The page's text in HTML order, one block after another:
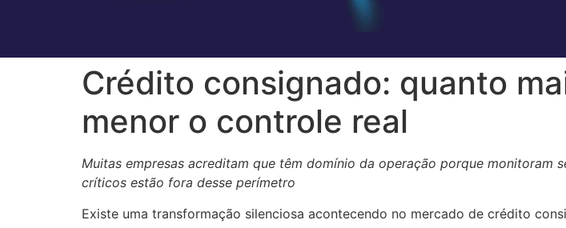
Crédito consignado: quanto
menor o controle real
Muitas empresas acreditam que têm domínio da operação porque monitoram
críticos estão fora desse perímetro
Existe uma transformação silenciosa acontecendo no mercado de crédito